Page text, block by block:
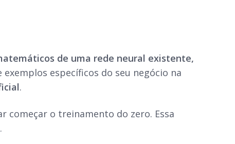
de uma rede neural existente,
exemplos específicos do seu negócio na
.
começar o treinamento do zero. Essa